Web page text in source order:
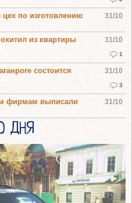
31/10
цех по изготовлению
31/10
1
из квартиры
31/10
3
состоится
31/10
фирмам выписали
ДНЯ